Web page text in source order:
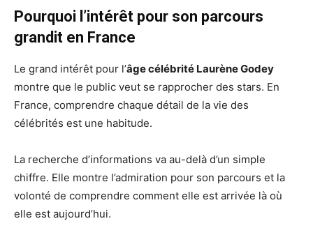
Pourquoi l’intérêt pour son parcours
grandit en France
Le grand intérêt pour l’âge célébrité Laurène Godey
montre que le public veut se rapprocher des stars. En
France, comprendre chaque détail de la vie des
célébrités est une habitude.
La recherche d’informations va au-delà d’un simple
chiffre. Elle montre l’admiration pour son parcours et la
volonté de comprendre comment elle est arrivée là où
elle est aujourd’hui.